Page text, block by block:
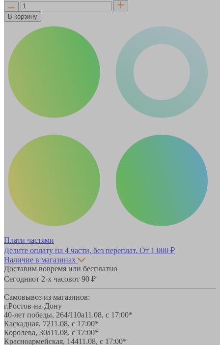
В корзину
Плати частями
Делите оплату на 4 части, без переплат. От 1 000 ₽
Наличие в магазинах
Доставим вовремя или бесплатно
Сегодняот 2-х часовот 90 ₽
Самовывоз из магазинов:
г.Ростов-на-Дону
40-лет победы, 264/110а11.08, с 17:00*
Каскадная, 7211.08, с 17:00*
Королева, 30а11.08, с 17:00*
Красноармейская, 14411.08, с 17:00*